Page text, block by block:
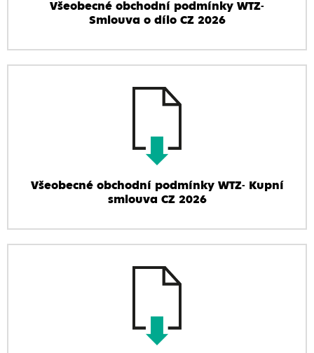
Všeobecné obchodní podmínky WTZ-
Smlouva o dílo CZ 2026
Všeobecné obchodní podmínky WTZ- Kupní
smlouva CZ 2026